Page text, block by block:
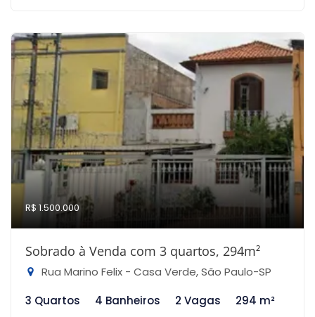
R$ 1.500.000
Sobrado à Venda com 3 quartos, 294m²
Rua Marino Felix - Casa Verde, São Paulo-SP
3 Quartos
4 Banheiros 2 Vagas 294 m²